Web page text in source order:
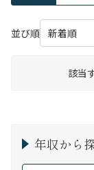
並び順
該当
年収から